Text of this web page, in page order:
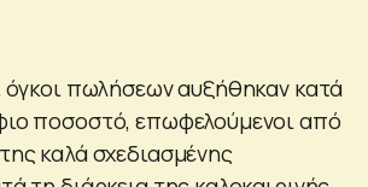
όγκοι πωλήσεων αυξήθηκαν κατά
ποσοστό, επωφελούμενοι από
καλά σχεδιασμένης